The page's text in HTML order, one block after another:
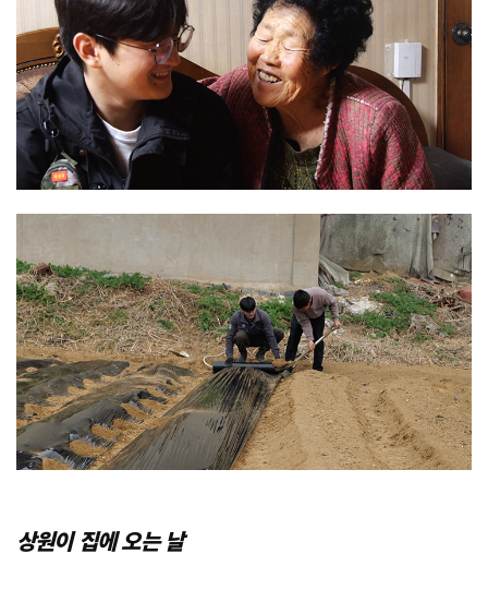
상원이 집에 오는 날